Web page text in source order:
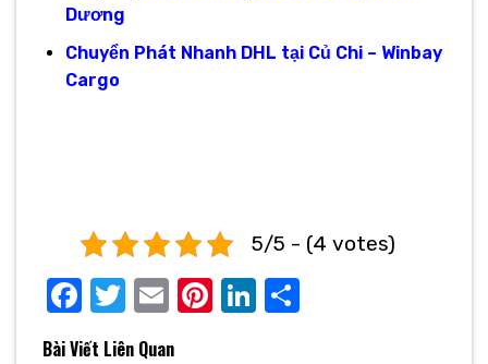
Dương
Chuyển Phát Nhanh DHL tại Củ Chi – Winbay
Cargo
5/5 - (4 votes)
Facebook
Twitter
EmailPinterest
LinkedIn
Bài Viết Liên Quan